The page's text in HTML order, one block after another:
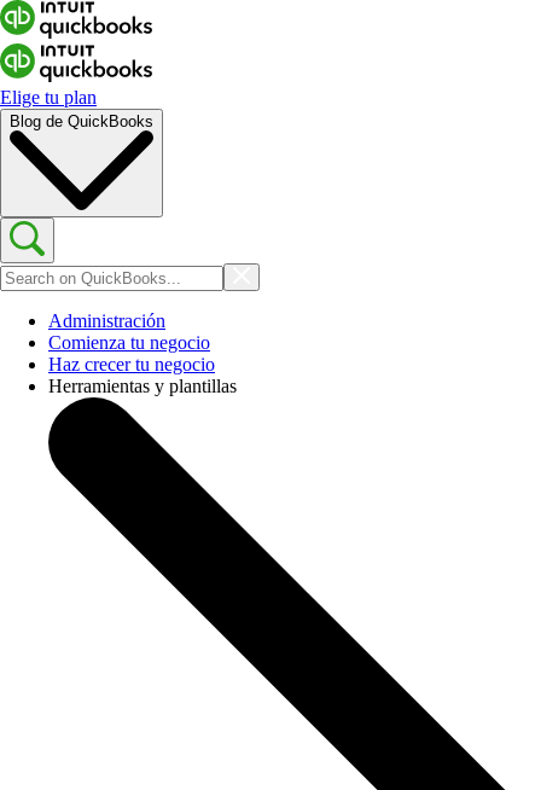
Elige tu plan
Blog de QuickBooks
Administración
Comienza tu negocio
Haz crecer tu negocio
Herramientas y plantillas